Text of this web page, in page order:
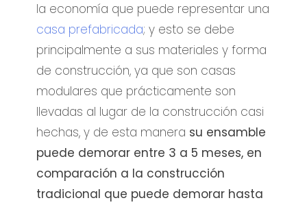
la economía que puede representar una
casa prefabricada; y esto se debe
principalmente a sus materiales y forma
de construcción, ya que son casas
modulares que prácticamente son
llevadas al lugar de la construcción casi
hechas, y de esta manera su ensamble
puede demorar entre 3 a 5 meses, en
comparación a la construcción
tradicional que puede demorar hasta